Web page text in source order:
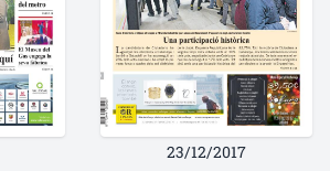
23/12/2017